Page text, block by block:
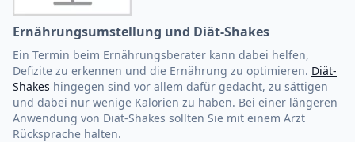
Ernährungsumstellung und Diät-Shakes
Ein Termin beim Ernährungsberater kann dabei helfen,
Defizite zu erkennen und die Ernährung zu optimieren. Diät-
Shakes hingegen sind vor allem dafür gedacht, zu sättigen
und dabei nur wenige Kalorien zu haben. Bei einer längeren
Anwendung von Diät-Shakes sollten Sie mit einem Arzt
Rücksprache halten.